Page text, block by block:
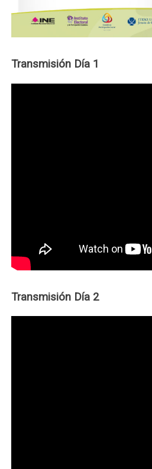
Transmisión Día 1
Transmisión Día 2